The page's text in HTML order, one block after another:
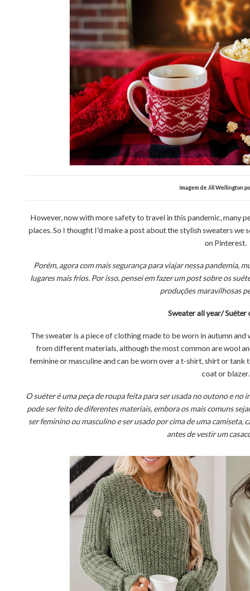
Imagem de Jill Wellington
However, now with more safety to travel in this pandemic, many
places. So I thought I'd make a post about the stylish sweaters we
on Pinterest.
Porém, agora com mais segurança para viajar nessa pandemia,
lugares mais frios. Por isso, pensei em fazer um post sobre os
produções maravilhosas
Sweater all year/ Suéter
The sweater is a piece of clothing made to be worn in autumn
from different materials, although the most common are wool
feminine or masculine and can be worn over a t-shirt, shirt or
coat or blazer.
O suéter é uma peça de roupa feita para ser usada no outono e no
pode ser feito de diferentes materiais, embora os mais comuns
ser feminino ou masculino e ser usado por cima de uma
antes de vestir um